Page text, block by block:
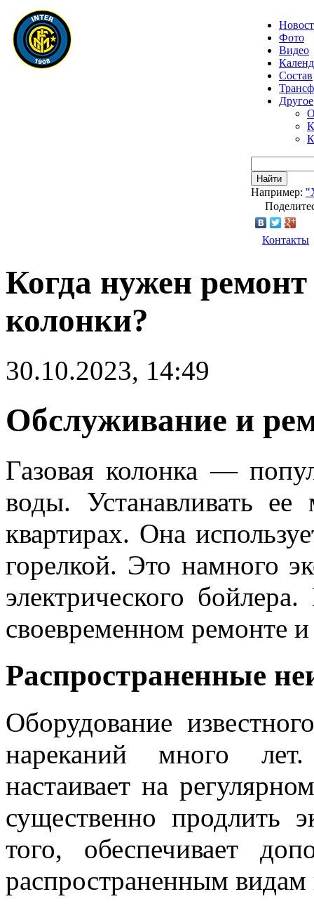
Фото
Видео
Состав
Другое
Найти
Например:
Контакты
Когда нужен
колонки?
30.10.2023, 14:49
Обслуживание и
Газовая колонка —
воды. Устанавливать
квартирах. Она
горелкой. Это намного
электрического
своевременном ремонте
Распространенные
Оборудование
нареканий много
настаивает на
существенно продлить
того, обеспечивает
распространенным видам